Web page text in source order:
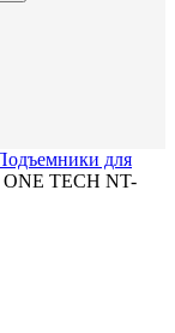
для
TECH NT-